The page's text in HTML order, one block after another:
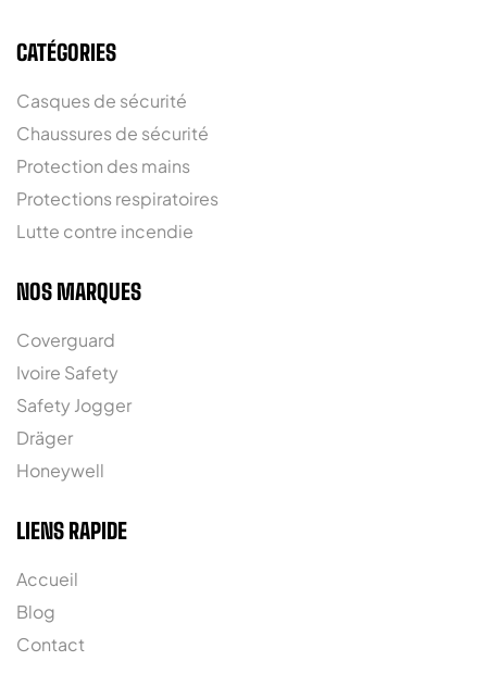
CATÉGORIES
Casques de sécurité
Chaussures de sécurité
Protection des mains
Protections respiratoires
Lutte contre incendie
NOS MARQUES
Coverguard
Ivoire Safety
Safety Jogger
Dräger
Honeywell
LIENS RAPIDE
Accueil
Blog
Contact